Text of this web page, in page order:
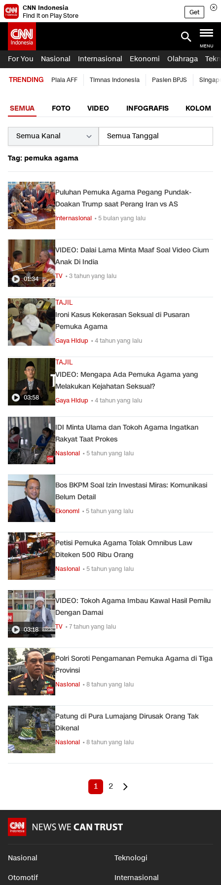
CNN Indonesia
Find it on Play Store
Get
MENU
For You Nasional Internasional Ekonomi Olahraga
TRENDING Piala AFF Timnas Indonesia Pasien BPJS
SEMUA FOTO VIDEO INFOGRAFIS KOLOM
Tag: pemuka agama
Puluhan Pemuka Agama Pegang Pundak-
Doakan Trump saat Perang Iran vs AS
Internasional • 5 bulan yang lalu
01:34
VIDEO: Dalai Lama Minta Maaf Soal Video Cium
Anak Di India
TV • 3 tahun yang lalu
TAJIL
Ironi Kasus Kekerasan Seksual di Pusaran
Pemuka Agama
Gaya Hidup • 4 tahun yang lalu
03:58
TAJIL
VIDEO: Mengapa Ada Pemuka Agama yang
Melakukan Kejahatan Seksual?
Gaya Hidup • 4 tahun yang lalu
IDI Minta Ulama dan Tokoh Agama Ingatkan
Rakyat Taat Prokes
Nasional • 5 tahun yang lalu
Bos BKPM Soal Izin Investasi Miras: Komunikasi
Belum Detail
Ekonomi • 5 tahun yang lalu
Petisi Pemuka Agama Tolak Omnibus Law
Diteken 500 Ribu Orang
Nasional • 5 tahun yang lalu
03:18
VIDEO: Tokoh Agama Imbau Kawal Hasil Pemilu
Dengan Damai
TV • 7 tahun yang lalu
Polri Soroti Pengamanan Pemuka Agama di Tiga
Provinsi
Nasional • 8 tahun yang lalu
Patung di Pura Lumajang Dirusak Orang Tak
Dikenal
Nasional • 8 tahun yang lalu
1 2
Nasional Teknologi
Otomotif Internasional